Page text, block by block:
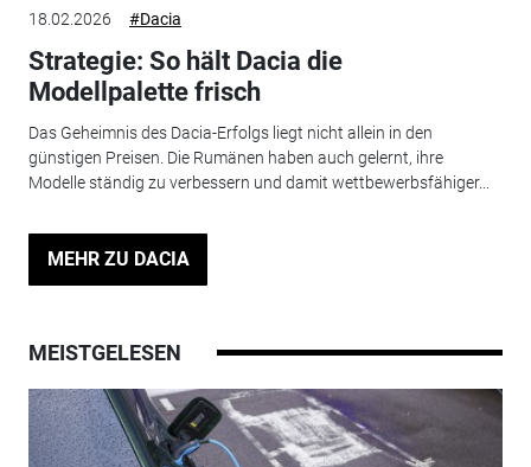
18.02.2026 #Dacia
Strategie: So hält Dacia die
Modellpalette frisch
Das Geheimnis des Dacia-Erfolgs liegt nicht allein in den
günstigen Preisen. Die Rumänen haben auch gelernt, ihre
Modelle ständig zu verbessern und damit wettbewerbsfähiger...
MEHR ZU DACIA
MEISTGELESEN